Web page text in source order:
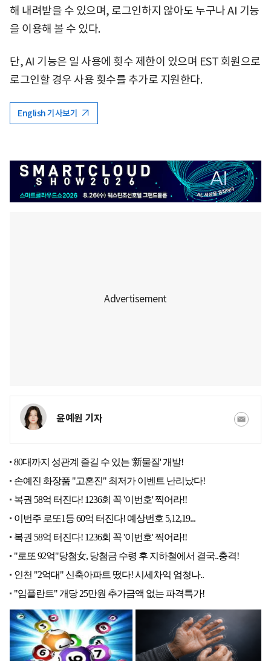
해 내려받을 수 있으며, 로그인하지 않아도 누구나 AI 기능
을 이용해 볼 수 있다.
단, AI 기능은 일 사용에 횟수 제한이 있으며 EST 회원으로
로그인할 경우 사용 횟수를 추가로 지원한다.
English 기사보기
윤예원 기자